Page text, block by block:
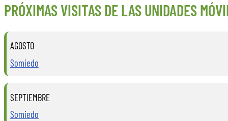
PRÓXIMAS VISITAS DE LAS UNIDADES
AGOSTO
Somiedo
SEPTIEMBRE
Somiedo